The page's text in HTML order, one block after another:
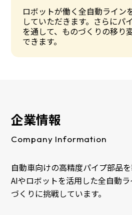
ロボットが働く全自動ライン
していただきます。さらにパ
を通して、ものづくりの移り
できます。
企業情報
Company Information
自動車向けの高精度パイプ部品を
AIやロボットを活用した全自動
づくりに挑戦しています。